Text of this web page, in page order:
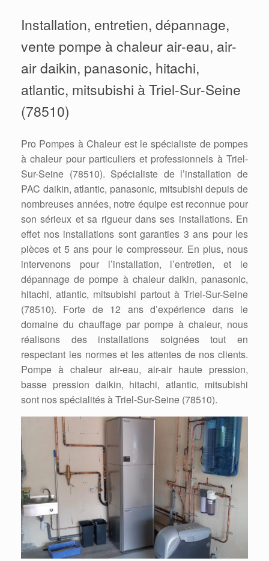
Installation, entretien, dépannage,
vente pompe à chaleur air-eau, air-
air daikin, panasonic, hitachi,
atlantic, mitsubishi à Triel-Sur-Seine
(78510)
Pro Pompes à Chaleur est le spécialiste de pompes
à chaleur pour particuliers et professionnels à Triel-
Sur-Seine (78510). Spécialiste de l’installation de
PAC daikin, atlantic, panasonic, mitsubishi depuis de
nombreuses années, notre équipe est reconnue pour
son sérieux et sa rigueur dans ses installations. En
effet nos installations sont garanties 3 ans pour les
pièces et 5 ans pour le compresseur. En plus, nous
intervenons pour l’installation, l’entretien, et le
dépannage de pompe à chaleur daikin, panasonic,
hitachi, atlantic, mitsubishi partout à Triel-Sur-Seine
(78510). Forte de 12 ans d’expérience dans le
domaine du chauffage par pompe à chaleur, nous
réalisons des installations soignées tout en
respectant les normes et les attentes de nos clients.
Pompe à chaleur air-eau, air-air haute pression,
basse pression daikin, hitachi, atlantic, mitsubishi
sont nos spécialités à Triel-Sur-Seine (78510).